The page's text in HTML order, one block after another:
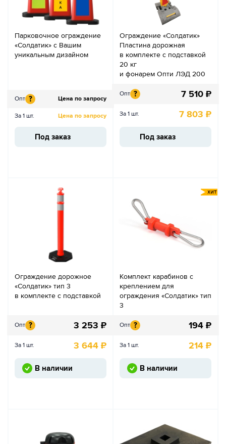
Парковочное ограждение
«Солдатик» с Вашим
уникальным дизайном
Опт ? Цена по запросу
За 1 шт. Цена по запросу
Под заказ
Ограждение «Солдатик»
Пластина дорожная
в комплекте с подставкой
20 кг
и фонарем Опти ЛЭД 200
Опт ? 7 510 ₽
За 1 шт. 7 803 ₽
Под заказ
Ограждение дорожное
«Солдатик» тип 3
в комплекте с подставкой
Опт ? 3 253 ₽
За 1 шт. 3 644 ₽
В наличии
Комплект карабинов с
креплением для
ограждения «Солдатик» тип
3
Опт ? 194 ₽
За 1 шт. 214 ₽
В наличии